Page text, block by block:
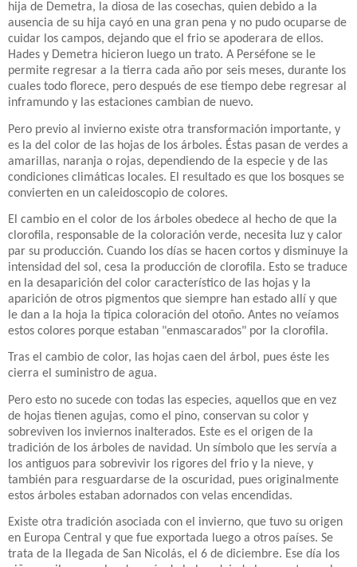
hija de Demetra, la diosa de las cosechas, quien debido a la
ausencia de su hija cayó en una gran pena y no pudo ocuparse de
cuidar los campos, dejando que el frio se apoderara de ellos.
Hades y Demetra hicieron luego un trato. A Perséfone se le
permite regresar a la tierra cada año por seis meses, durante los
cuales todo florece, pero después de ese tiempo debe regresar al
inframundo y las estaciones cambian de nuevo.
Pero previo al invierno existe otra transformación importante, y
es la del color de las hojas de los árboles. Éstas pasan de verdes a
amarillas, naranja o rojas, dependiendo de la especie y de las
condiciones climáticas locales. El resultado es que los bosques se
convierten en un caleidoscopio de colores.
El cambio en el color de los árboles obedece al hecho de que la
clorofila, responsable de la coloración verde, necesita luz y calor
par su producción. Cuando los días se hacen cortos y disminuye la
intensidad del sol, cesa la producción de clorofila. Esto se traduce
en la desaparición del color característico de las hojas y la
aparición de otros pigmentos que siempre han estado allí y que
le dan a la hoja la típica coloración del otoño. Antes no veíamos
estos colores porque estaban "enmascarados" por la clorofila.
Tras el cambio de color, las hojas caen del árbol, pues éste les
cierra el suministro de agua.
Pero esto no sucede con todas las especies, aquellos que en vez
de hojas tienen agujas, como el pino, conservan su color y
sobreviven los inviernos inalterados. Este es el origen de la
tradición de los árboles de navidad. Un símbolo que les servía a
los antiguos para sobrevivir los rigores del frio y la nieve, y
también para resguardarse de la oscuridad, pues originalmente
estos árboles estaban adornados con velas encendidas.
Existe otra tradición asociada con el invierno, que tuvo su origen
en Europa Central y que fue exportada luego a otros países. Se
trata de la llegada de San Nicolás, el 6 de diciembre. Ese día los